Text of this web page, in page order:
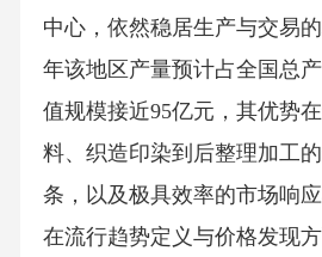
中心，依然稳居生产与交易
年该地区产量预计占全国总
值规模接近95亿元，其优势
料、织造印染到后整理加工
条，以及极具效率的市场响
在流行趋势定义与价格发现